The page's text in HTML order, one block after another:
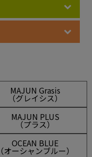
MAJUN Grasis
（グレイシス）
MAJUN PLUS
（プラス）
OCEAN BLUE
（オーシャンブルー）